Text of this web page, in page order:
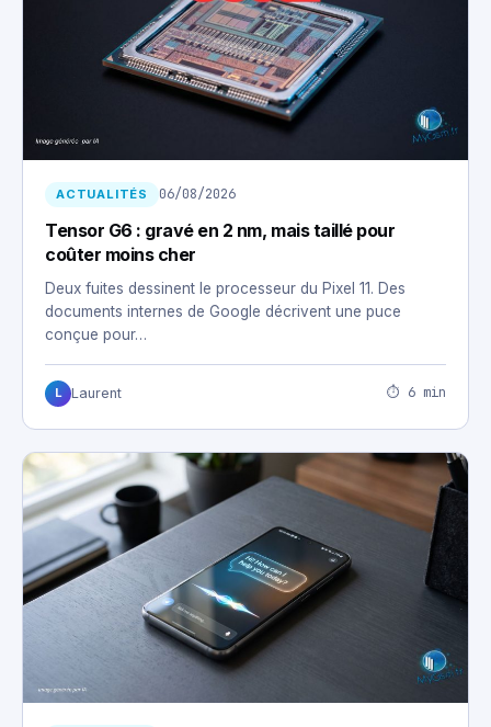
ACTUALITÉS 06/08/2026
Tensor G6 : gravé en 2 nm, mais taillé pour
coûter moins cher
Deux fuites dessinent le processeur du Pixel 11. Des
documents internes de Google décrivent une puce
conçue pour…
L Laurent ⏱ 6 min